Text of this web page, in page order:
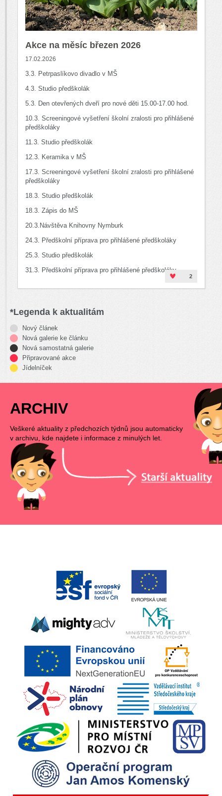
Akce na měsíc březen 2026
17.02.2026
3.3. Petrpaslíkovo divadlo v MŠ
4.3. Studio předškolák
5.3. Den otevřených dveří pro nové děti 15.00-17.00 hod.
10.3. Screeningové vyšetření školní zralosti pro přihlášené
předškoláky
11.3. Studio předškolák
12.3. Keramika v MŠ
17.3. Screeningové vyšetření školní zralosti pro přihlášené
předškoláky
18.3. Studio předškolák
18.3. Zápis do MŠ
20.3.Návštěva Knihovny Nymburk
24.3. Předškolní příprava pro přihlášené předškoláky
25.3. Studio předškolák
31.3. Předškolní příprava pro přihlášené předškoláky
2
*Legenda k aktualitám
Nový článek
Nová galerie ke článku
Nová samostatná galerie
Připravované akce
Jídelníček
ARCHIV
Veškeré aktuality z předchozích týdnů jsou automaticky
v archivu, kde najdete i informace z minulých let.